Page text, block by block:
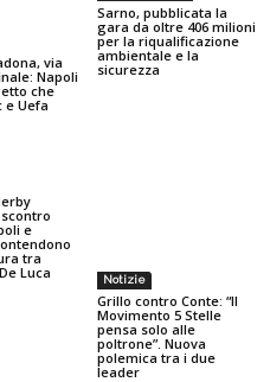
via
Napoli
che
e Uefa
Sarno, pubblicata la
gara da oltre 406 milioni
per la riqualificazione
ambientale e la
sicurezza
e
tra
Luca
Notizie
Grillo contro Conte: “Il
Movimento 5 Stelle
pensa solo alle
poltrone”. Nuova
polemica tra i due
leader